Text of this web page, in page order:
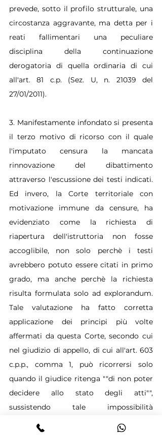
prevede, sotto il profilo strutturale, una
circostanza aggravante, ma detta per i
reati fallimentari una peculiare
disciplina della continuazione
derogatoria di quella ordinaria di cui
all'art. 81 c.p. (Sez. U, n. 21039 del
27/01/2011).
3. Manifestamente infondato si presenta
il terzo motivo di ricorso con il quale
l'imputato censura la mancata
rinnovazione del dibattimento
attraverso l'escussione dei testi indicati.
Ed invero, la Corte territoriale con
motivazione immune da censure, ha
evidenziato come la richiesta di
riapertura dell'istruttoria non fosse
accoglibile, non solo perchè i testi
avrebbero potuto essere citati in primo
grado, ma anche perchè la richiesta
risulta formulata solo ad explorandum.
Tale valutazione ha fatto corretta
applicazione dei principi più volte
affermati da questa Corte, secondo cui
nel giudizio di appello, di cui all'art. 603
c.p.p., comma 1, può ricorrersi solo
quando il giudice ritenga ""di non poter
decidere allo stato degli atti"",
sussistendo tale impossibilità
unicamente quando i dati probatori già